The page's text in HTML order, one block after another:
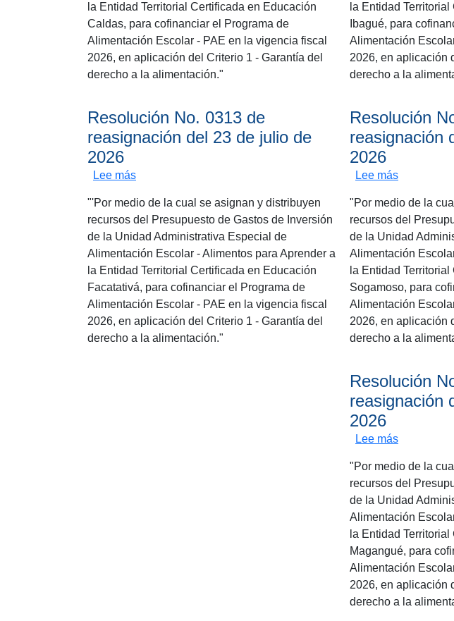
la Entidad Territorial Certificada en Educación
Caldas, para cofinanciar el Programa de
Alimentación Escolar - PAE en la vigencia fiscal
2026, en aplicación del Criterio 1 - Garantía del
derecho a la alimentación."
la Entidad
Ibagué, para
Alimentación
2026, en aplicación
derecho a la
Resolución No. 0313 de
reasignación del 23 de julio de
2026
Lee mássobre Resolución No. 0313 de reasignación del 23 de julio de
"'Por medio de la cual se asignan y distribuyen
recursos del Presupuesto de Gastos de Inversión
de la Unidad Administrativa Especial de
Alimentación Escolar - Alimentos para Aprender a
la Entidad Territorial Certificada en Educación
Facatativá, para cofinanciar el Programa de
Alimentación Escolar - PAE en la vigencia fiscal
2026, en aplicación del Criterio 1 - Garantía del
derecho a la alimentación."
Resolución
reasignación
2026
Lee mássobre
"Por medio de la
recursos del
de la Unidad
Alimentación
la Entidad
Sogamoso, para
Alimentación
2026, en aplicación
derecho a la
Resolución
reasignación
2026
Lee mássobre
"Por medio de la
recursos del
de la Unidad
Alimentación
la Entidad
Magangué, para
Alimentación
2026, en aplicación
derecho a la